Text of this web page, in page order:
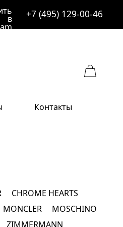
+7 (495) 129-00-46
в
Контакты
CHROME HEARTS
MONCLER
MOSCHINO
ZIMMERMANN